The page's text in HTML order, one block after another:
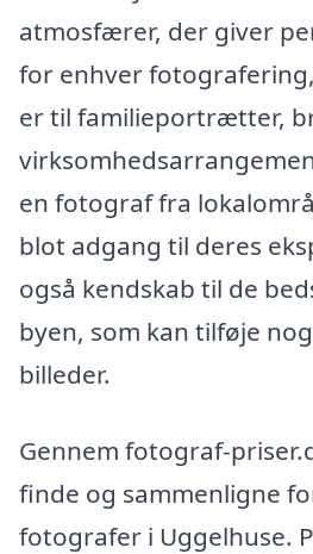
atmosfærer, der giver
for enhver
er til familieportrætter,
en fotograf fra
blot adgang til deres
også kendskab til de
byen, som kan tilføje
billeder.
Gennem fotograf-
finde og sammenligne
fotografer i Uggelhuse.